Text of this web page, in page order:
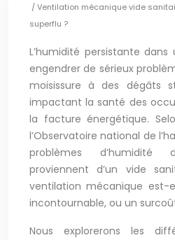
/ Ventilation mécanique vide
superflu ?
L’humidité persistante
engendrer de sérieux
moisissure à des dégâts
impactant la santé des
la facture énergétique.
l’Observatoire national de
problèmes d’humidité
proviennent d’un vide
ventilation mécanique est-
incontournable, ou un
Nous explorerons les